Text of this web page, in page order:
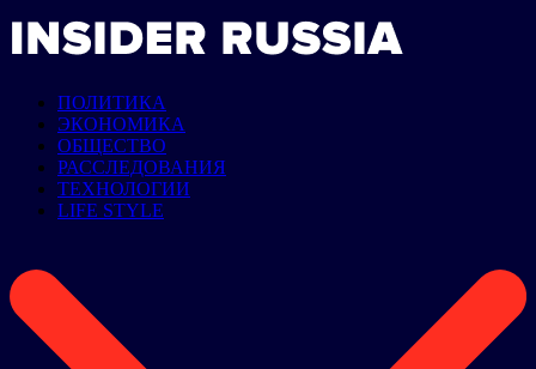
ПОЛИТИКА
ЭКОНОМИКА
ОБЩЕСТВО
РАССЛЕДОВАНИЯ
ТЕХНОЛОГИИ
LIFE STYLE